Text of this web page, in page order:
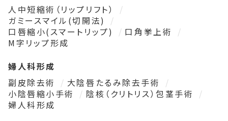
人中短縮術（リップリフト）
ガミースマイル(切開法)
口唇縮小(スマートリップ)
口角挙上術
M字リップ形成
婦人科形成
副皮除去術
大陰唇たるみ除去手術
小陰唇縮小手術
陰核（クリトリス）包茎手術
婦人科形成